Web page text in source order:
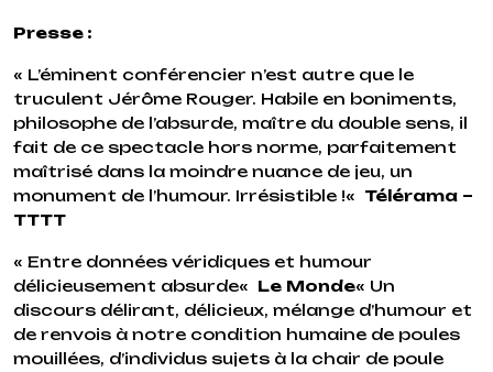
Presse :
« L’éminent conférencier n’est autre que le
truculent Jérôme Rouger. Habile en boniments,
philosophe de l’absurde, maître du double sens, il
fait de ce spectacle hors norme, parfaitement
maîtrisé dans la moindre nuance de jeu, un
monument de l’humour. Irrésistible !« Télérama –
TTTT
« Entre données véridiques et humour
délicieusement absurde« Le Monde« Un
discours délirant, délicieux, mélange d’humour et
de renvois à notre condition humaine de poules
mouillées, d’individus sujets à la chair de poule